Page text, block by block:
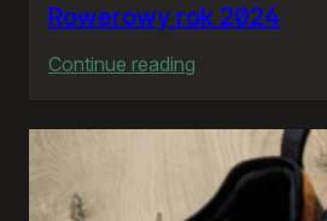
Rowerowy rok 2024
Continue reading
rok
2024